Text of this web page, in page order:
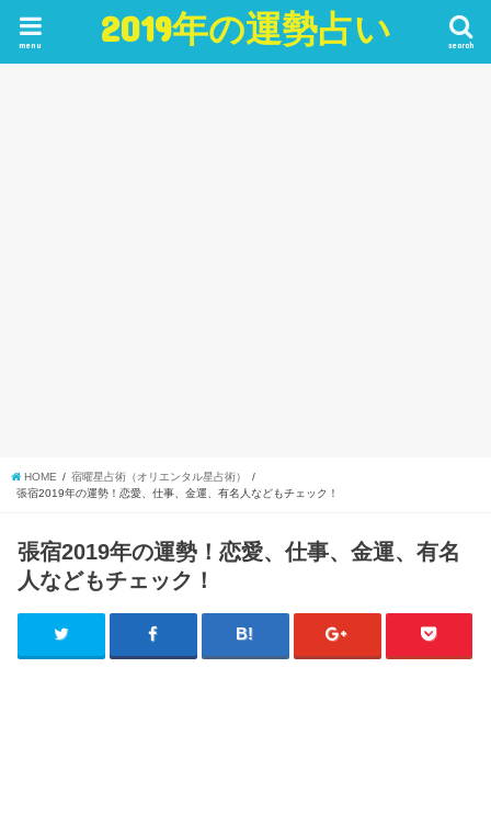
2019年の運勢占い search
menu
HOME
宿曜星占術（オリエンタル星占術）
張宿2019年の運勢！恋愛、仕事、金運、有名人などもチェック！
張宿2019年の運勢！恋愛、仕事、金運、有名
人などもチェック！